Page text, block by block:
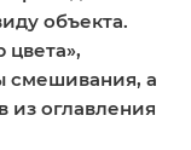
объекта.
смешивания, а
из оглавления